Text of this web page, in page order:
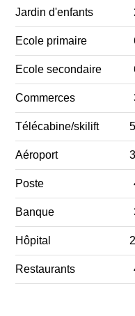
Jardin d'enfants
Ecole primaire
Ecole secondaire
Commerces
Télécabine/skilift
Aéroport
Poste
Banque
Hôpital
Restaurants